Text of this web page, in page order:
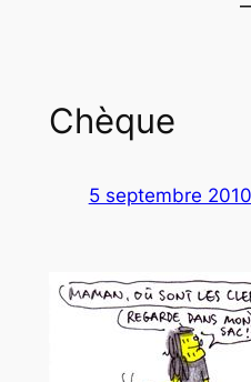
Chèque
5 septembre 2010